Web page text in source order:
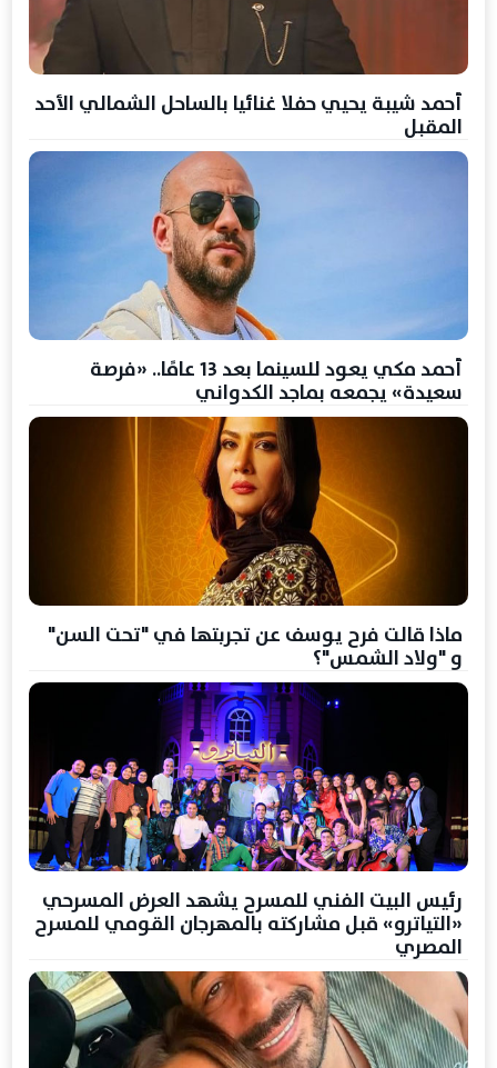
أحمد شيبة يحيي حفلا غنائيا بالساحل الشمالي الأحد
المقبل
أحمد مكي يعود للسينما بعد 13 عامًا.. «فرصة
سعيدة» يجمعه بماجد الكدواني
ماذا قالت فرح يوسف عن تجربتها في "تحت السن"
و "ولاد الشمس"؟
رئيس البيت الفني للمسرح يشهد العرض المسرحي
«التياترو» قبل مشاركته بالمهرجان القومي للمسرح
المصري